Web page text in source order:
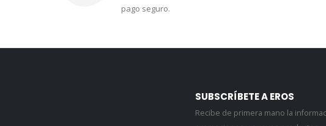
pago seguro.
SUBSCRÍBETE A EROS
Recibe de primera mano la